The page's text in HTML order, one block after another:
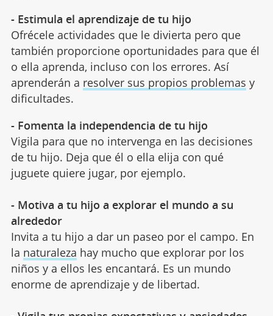
- Estimula el aprendizaje de tu hijo
Ofrécele actividades que le divierta pero que
también proporcione oportunidades para que él
o ella aprenda, incluso con los errores. Así
aprenderán a resolver sus propios problemas y
dificultades.
- Fomenta la independencia de tu hijo
Vigila para que no intervenga en las decisiones
de tu hijo. Deja que él o ella elija con qué
juguete quiere jugar, por ejemplo.
- Motiva a tu hijo a explorar el mundo a su
alrededor
Invita a tu hijo a dar un paseo por el campo. En
la naturaleza hay mucho que explorar por los
niños y a ellos les encantará. Es un mundo
enorme de aprendizaje y de libertad.